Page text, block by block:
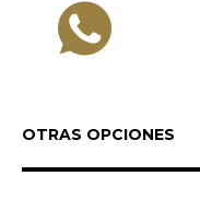
OTRAS OPCIONES